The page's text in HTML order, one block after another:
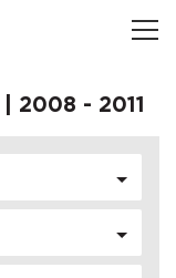
2008 - 2011